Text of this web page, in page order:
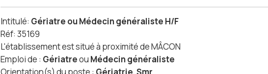
Intitulé: Gériatre ou Médecin généraliste H/F
Réf: 35169
L'établissement est situé à proximité de MÂCON
Emploi de : Gériatreou Médecin généraliste
Orientation(s) du poste : Gériatrie, Smr